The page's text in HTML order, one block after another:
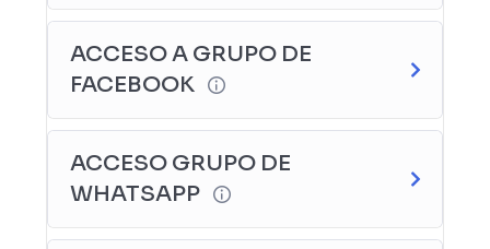
ACCESO A GRUPO DE
FACEBOOK
ACCESO GRUPO DE
WHATSAPP